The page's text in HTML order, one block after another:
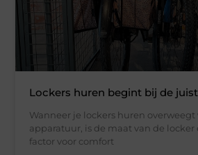
Lockers huren begint bij de
Wanneer je lockers huren overweegt
apparatuur, is de maat van de
factor voor comfort